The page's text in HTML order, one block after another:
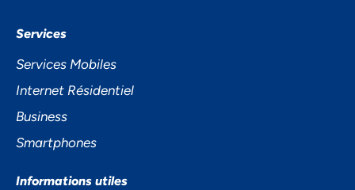
Services
Services Mobiles
Internet Résidentiel
Business
Smartphones
Informations utiles